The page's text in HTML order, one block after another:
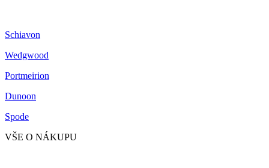
Schiavon
Wedgwood
Portmeirion
Dunoon
Spode
VŠE O NÁKUPU